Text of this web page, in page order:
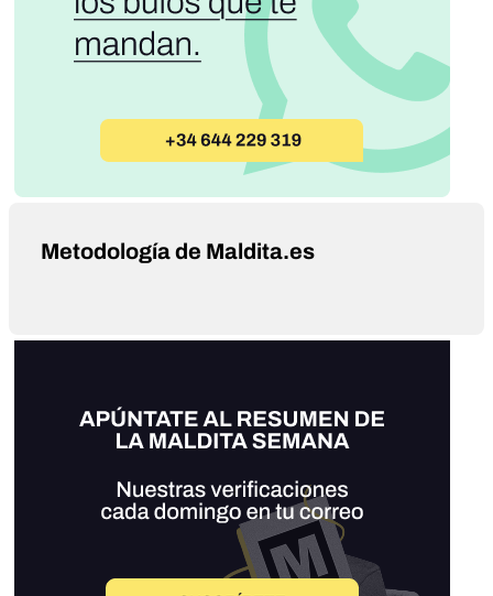
Metodología de Maldita.es